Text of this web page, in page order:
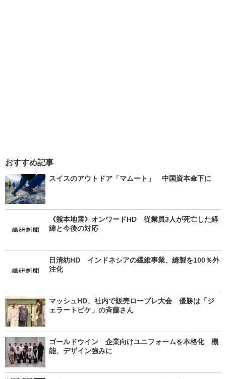
おすすめ記事
スイスのアウトドア「マムート」 中国資本傘下に
《熊本地震》オンワードHD 従業員3人が死亡した経
緯と今後の対応
日清紡HD インドネシアの繊維事業、縫製を100％外
注化
マッシュHD、社内で販売ロープレ大会 優勝は「ジ
ェラートピケ」の斉藤さん
ゴールドウイン 企業向けユニフォームを本格化 機
能、デザイン強みに